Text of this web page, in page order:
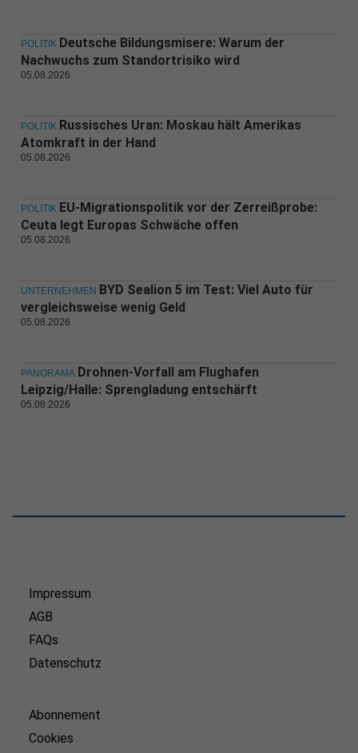
POLITIK Deutsche Bildungsmisere: Warum der
Nachwuchs zum Standortrisiko wird
05.08.2026
POLITIK Russisches Uran: Moskau hält Amerikas
Atomkraft in der Hand
05.08.2026
POLITIK EU-Migrationspolitik vor der Zerreißprobe:
Ceuta legt Europas Schwäche offen
05.08.2026
UNTERNEHMEN BYD Sealion 5 im Test: Viel Auto für
vergleichsweise wenig Geld
05.08.2026
PANORAMA Drohnen-Vorfall am Flughafen
Leipzig/Halle: Sprengladung entschärft
05.08.2026
Impressum
AGB
FAQs
Datenschutz
Abonnement
Cookies